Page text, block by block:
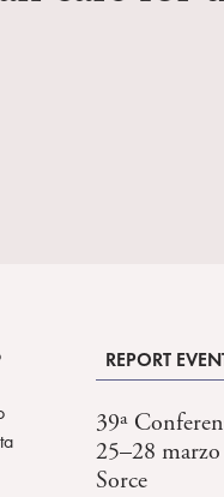
REPORT
39ª
25–28
Sorce